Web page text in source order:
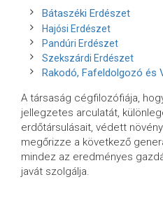
Bátaszéki Erdészet
Hajósi Erdészet
Pandúri Erdészet
Szekszárdi Erdészet
Rakodó, Fafeldolgozó és
A társaság cégfilozófiája,
jellegzetes arculatát,
erdőtársulásait, védett
megőrizze a következő
mindez az eredményes
javát szolgálja.